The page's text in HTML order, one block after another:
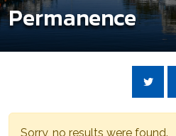
Permanence
Sorry, no results were found.